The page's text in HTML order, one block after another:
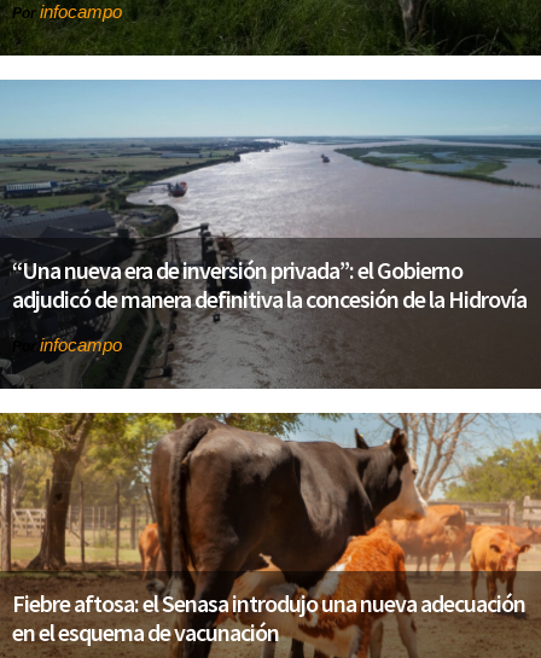
Por infocampo
“Una nueva era de inversión privada”: el Gobierno
adjudicó de manera definitiva la concesión de la Hidrovía
infocampo
Fiebre aftosa: el Senasa introdujo una nueva adecuación
en el esquema de vacunación